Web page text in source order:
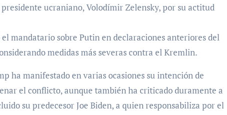
ucraniano, Volodímir Zelensky, por su actitud
mandatario sobre Putin en declaraciones anteriores del
medidas más severas contra el Kremlin.
ha manifestado en varias ocasiones su intención de
el conflicto, aunque también ha criticado duramente a
su predecesor Joe Biden, a quien responsabiliza por el